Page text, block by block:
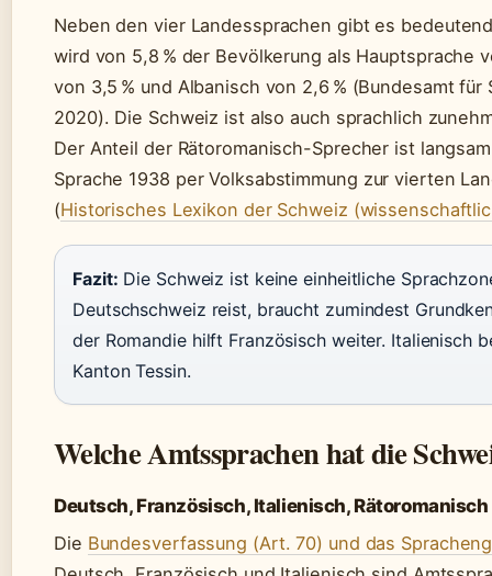
Neben den vier Landessprachen gibt es
wird von 5,8 % der Bevölkerung als Hauptsprache
von 3,5 % und Albanisch von 2,6 % (Bundesamt
2020). Die Schweiz ist also auch sprachlich
Der Anteil der Rätoromanisch-Sprecher ist
Sprache 1938 per Volksabstimmung zur vierten
(Historisches Lexikon der Schweiz
Fazit: Die Schweiz ist keine einheitliche
Deutschschweiz reist, braucht zumindest
der Romandie hilft Französisch weiter. Italienisch
Kanton Tessin.
Welche Amtssprachen hat die
Deutsch, Französisch, Italienisch, Rätoromanisch
Die Bundesverfassung (Art. 70) und das